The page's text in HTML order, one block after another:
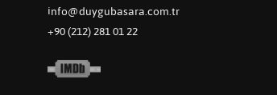
info@duygubasara.com.tr
+90 (212) 281 01 22